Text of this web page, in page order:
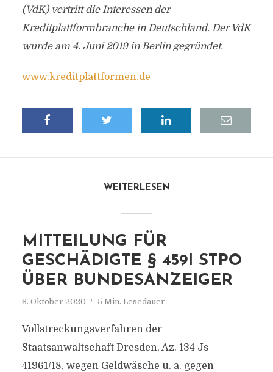
(VdK) vertritt die Interessen der
Kreditplattformbranche in Deutschland. Der VdK
wurde am 4. Juni 2019 in Berlin gegründet.
www.kreditplattformen.de
WEITERLESEN
MITTEILUNG FÜR
GESCHÄDIGTE § 459I STPO
ÜBER BUNDESANZEIGER
8. Oktober 2020 5 Min. Lesedauer
Vollstreckungsverfahren der
Staatsanwaltschaft Dresden, Az. 134 Js
41961/18, wegen Geldwäsche u. a. gegen